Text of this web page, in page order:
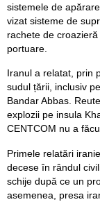
sistemele de
vizat sisteme de
rachete de
portuare.
Iranul a relatat, prin
sudul țării, inclusiv
Bandar Abbas.
explozii pe insula
CENTCOM nu a
Primele relatări
decese în rândul
schije după ce un
asemenea, presa